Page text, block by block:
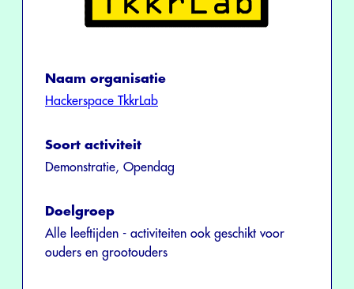
Naam organisatie
Hackerspace TkkrLab
Soort activiteit
Demonstratie, Opendag
Doelgroep
Alle leeftijden - activiteiten ook geschikt voor
ouders en grootouders